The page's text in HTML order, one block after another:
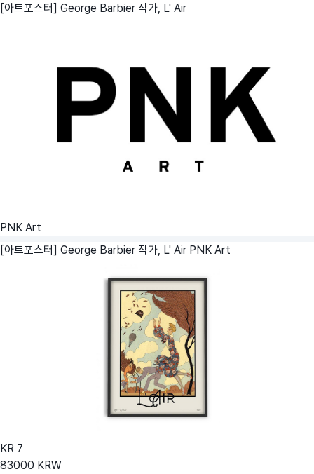
[아트포스터] George Barbier 작가, L' Air
PNK Art
[아트포스터] George Barbier 작가, L' Air PNK Art
KR 7
83000 KRW